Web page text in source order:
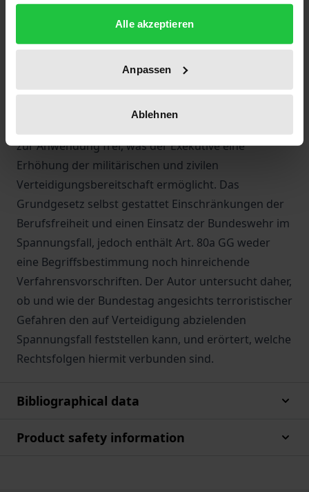
gesammelt haben.
Alle akzeptieren
Anpassen
Ablehnen
Frage, ob das Grundgesetz geeignete Instrumente
zur Bewältigung entsprechender Notstandslagen
bereithält. Mit Blick hierauf widmet sich der Autor
dem in Art. 80a GG geregelten Spannungsfall. Durch
dessen Feststellung gibt der Bundestag zahlreiche
zur Anwendung frei, was der Exekutive eine
Erhöhung der militärischen und zivilen
Verteidigungsbereitschaft ermöglicht. Das
Grundgesetz selbst gestattet Einschränkungen der
Berufsfreiheit und einen Einsatz der Bundeswehr im
Spannungsfall, jedoch enthält Art. 80a GG weder
eine Begriffsbestimmung noch hinreichende
Verfahrensvorschriften. Der Autor untersucht daher,
ob und wie der Bundestag angesichts terroristischer
Gefahren den auf Verteidigung abzielenden
Spannungsfall feststellen kann, und erörtert, welche
Rechtsfolgen hiermit verbunden sind.
Bibliographical data
Product safety information